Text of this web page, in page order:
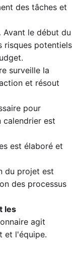
des tâches et
Avant le début du
risques potentiels
surveille la
et résout
pour
calendrier est
est élaboré et
du projet est
des processus
les
agit
et l'équipe.